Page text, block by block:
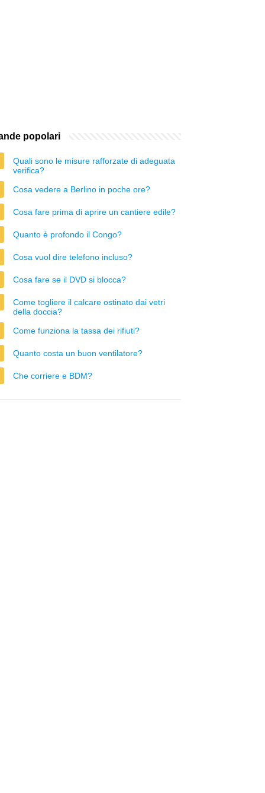
popolari
Quali sono le misure rafforzate di adeguata
verifica?
Cosa vedere a Berlino in poche ore?
Cosa fare prima di aprire un cantiere edile?
Quanto è profondo il Congo?
Cosa vuol dire telefono incluso?
Cosa fare se il DVD si blocca?
Come togliere il calcare ostinato dai vetri
della doccia?
Come funziona la tassa dei rifiuti?
Quanto costa un buon ventilatore?
Che corriere e BDM?